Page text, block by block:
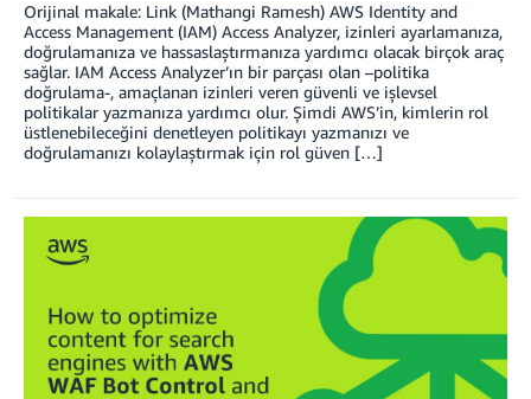
Orijinal makale: Link (Mathangi Ramesh) AWS Identity and
Access Management (IAM) Access Analyzer, izinleri ayarlamanıza,
doğrulamanıza ve hassaslaştırmanıza yardımcı olacak birçok araç
sağlar. IAM Access Analyzer’ın bir parçası olan –politika
doğrulama-, amaçlanan izinleri veren güvenli ve işlevsel
politikalar yazmanıza yardımcı olur. Şimdi AWS’in, kimlerin rol
üstlenebileceğini denetleyen politikayı yazmanızı ve
doğrulamanızı kolaylaştırmak için rol güven […]